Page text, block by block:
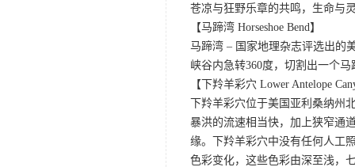
苍凉与狂野乐章的共鸣，生命与
【马蹄湾 Horseshoe Bend】
马蹄湾 – 国家地理杂志评选出的
峡谷内急转360度，切割出一个
【下羚羊彩穴 Lower Antelope
下羚羊彩穴位于美国亚利桑纳
暴洪的流速相当快，加上狭窄通
缘。下羚羊彩穴中没有任何人工
色彩变化，这些色彩由深至浅，